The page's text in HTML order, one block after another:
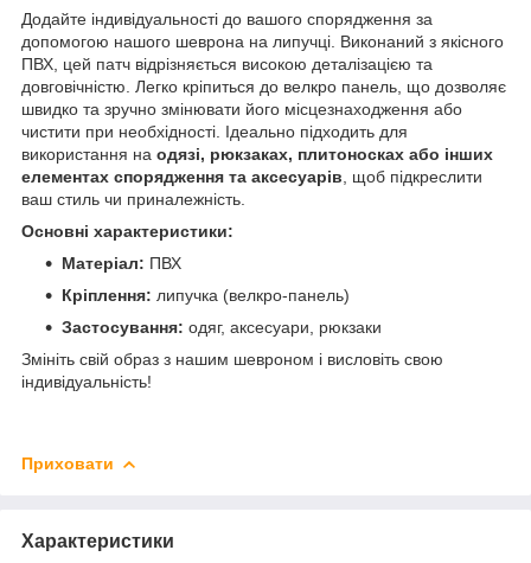
Додайте індивідуальності до вашого спорядження за
допомогою нашого шеврона на липучці. Виконаний з якісного
ПВХ, цей патч відрізняється високою деталізацією та
довговічністю. Легко кріпиться до велкро панель, що дозволяє
швидко та зручно змінювати його місцезнаходження або
чистити при необхідності. Ідеально підходить для
використання на одязі, рюкзаках, плитоносках або інших
елементах спорядження та аксесуарів , щоб підкреслити
ваш стиль чи приналежність.
Основні характеристики:
Матеріал: ПВХ
Кріплення: липучка (велкро-панель)
Застосування: одяг, аксесуари, рюкзаки
Змініть свій образ з нашим шевроном і висловіть свою
індивідуальність!
Приховати
Характеристики